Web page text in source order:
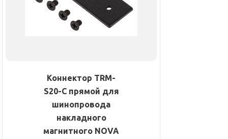
Коннектор TRM-
S20-C прямой для
шинопровода
накладного
магнитного NOVA